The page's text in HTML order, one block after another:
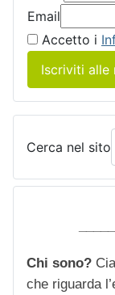
Email
Accetto i
Iscriviti alle
Cerca nel sito
Chi sono?
che riguarda